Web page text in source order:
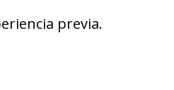
previa.